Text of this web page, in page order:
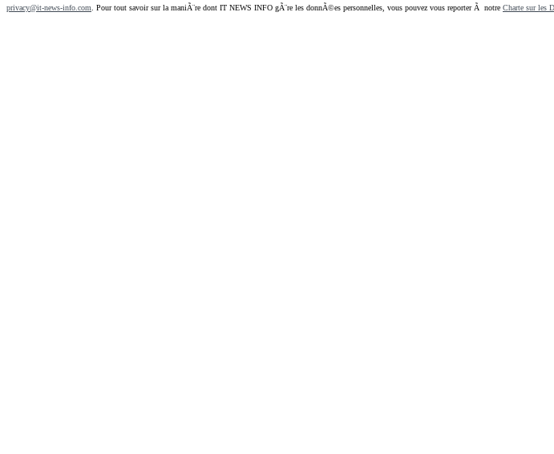
privacy@it-news-info.com . Pour tout savoir sur la maniÃ¨re dont IT NEWS INFO gÃ¨re les donnÃ©es personnelles, vous pouvez vous reporter Ã notre Charte sur les